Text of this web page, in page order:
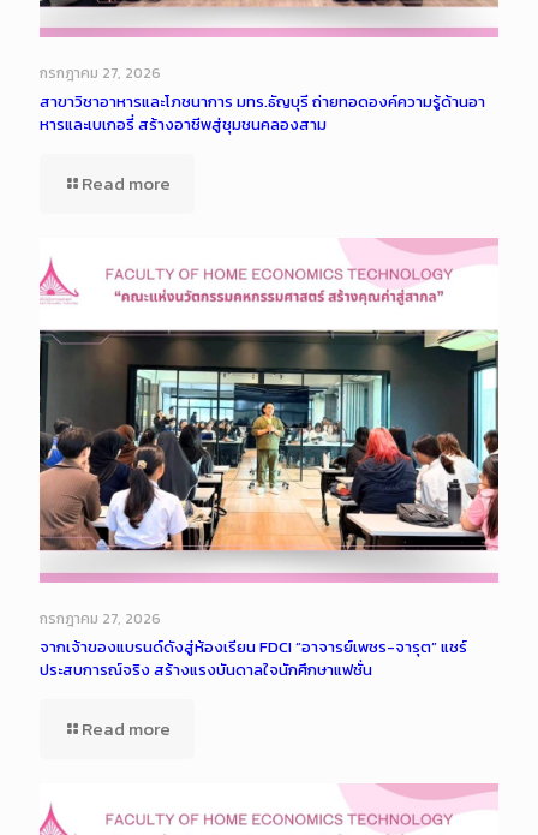
กรกฎาคม 27, 2026
สาขาวิชาอาหารและโภชนาการ มทร.ธัญบุรี ถ่ายทอดองค์ความรู้ด้านอา
หารและเบเกอรี่ สร้างอาชีพสู่ชุมชนคลองสาม
Read more
กรกฎาคม 27, 2026
จากเจ้าของแบรนด์ดังสู่ห้องเรียน FDCI “อาจารย์เพชร-จารุต” แชร์
ประสบการณ์จริง สร้างแรงบันดาลใจนักศึกษาแฟชั่น
Read more